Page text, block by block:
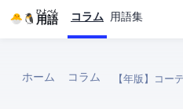
IT用語
ひよぺん コラム 用語集
ホーム コラム